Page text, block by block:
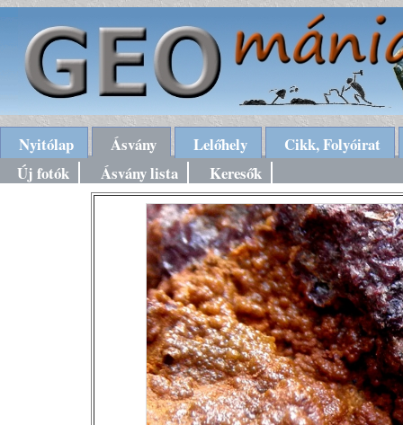
Nyitólap Ásvány Lelőhely
Cikk, Folyóirat
Új fotók
Ásvány lista Keresők